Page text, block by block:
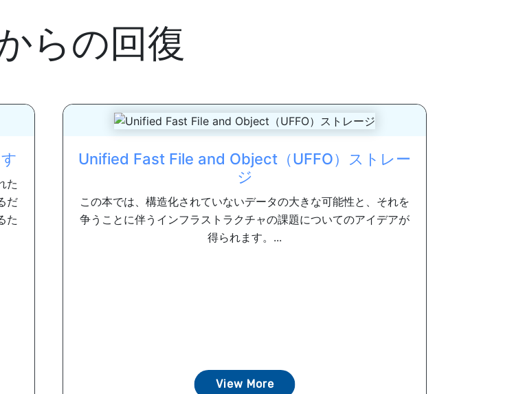
らの回復
た
だ
た
Unified Fast File and Object（UFFO）ストレー
ジ
この本では、構造化されていないデータの大きな可能性と、それを
争うことに伴うインフラストラクチャの課題についてのアイデアが
得られます。...
View More